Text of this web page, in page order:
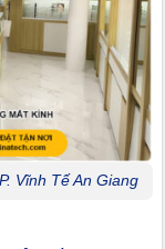
Vĩnh Tế An Giang